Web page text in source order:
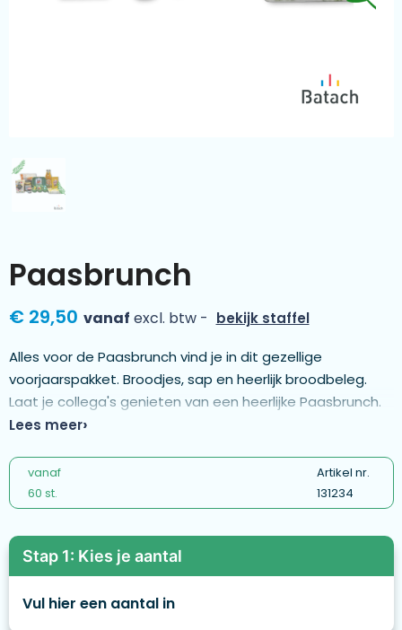
Paasbrunch
€ 29,50 vanaf excl. btw - bekijk staffel
Alles voor de Paasbrunch vind je in dit gezellige
voorjaarspakket. Broodjes, sap en heerlijk broodbeleg.
Laat je collega's genieten van een heerlijke Paasbrunch.
Wens je het anders? Een product helemaal op maat?
maatwerk. We maken het samen tot een succes.
Lees meer
vanaf
60 st.
Artikel nr.
131234
Stap 1: Kies je aantal
Vul hier een aantal in